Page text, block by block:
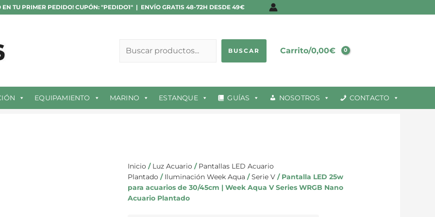
EN TU PRIMER PEDIDO! CUPÓN: "PEDIDO1" | ENVÍO GRATIS 48-72H DESDE 49€
BUSCAR Carrito/0,00€
EQUIPAMIENTO MARINO ESTANQUE GUÍAS NOSOTROS CONTACTO
Inicio / Luz Acuario / Pantallas LED Acuario
Plantado / Iluminación Week Aqua /Serie V / Pantalla LED 25w
para acuarios de 30/45cm | Week Aqua V Series WRGB Nano
Acuario Plantado
Pantalla
LED
acuarios
Week
Aqua
V
Plantado
cantidad